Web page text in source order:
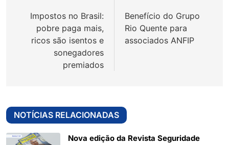
Post
Impostos no Brasil:
pobre paga mais,
ricos são isentos e
sonegadores
premiados
Benefício do Grupo
Rio Quente para
associados ANFIP
NOTÍCIAS RELACIONADAS
Nova edição da Revista Seguridade